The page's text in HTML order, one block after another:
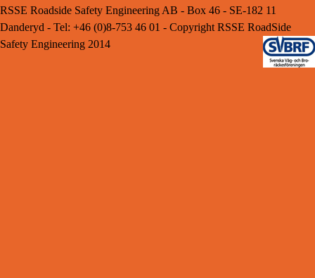
RSSE Roadside Safety Engineering AB - Box 46 - SE-182 11
Danderyd - Tel: +46 (0)8-753 46 01 - Copyright RSSE RoadSide
Safety Engineering 2014